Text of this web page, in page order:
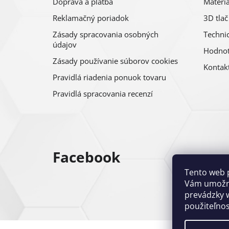
Tento web
Vám
prevádzky
Reklamačný poriadok
Zásady spracovania osobných
údajov
Zásady používanie súborov cookies
Pravidlá riadenia ponuok tovaru
Pravidlá spracovania recenzí
3D
Facebook